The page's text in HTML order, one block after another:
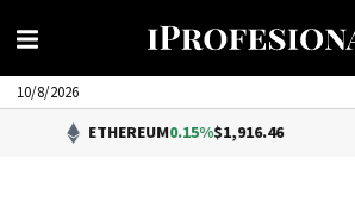
10/8/2026
0.15%$1,916.46